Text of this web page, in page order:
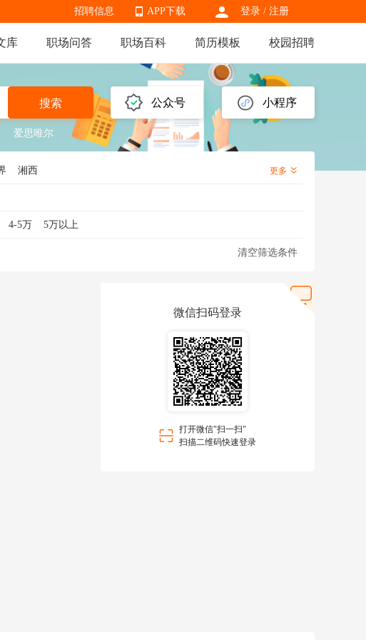
登录 / 注册
APP下载
APP下载
招聘信息
库 职场问答 职场百科 简历模板 校园招聘
公众号 小程序
搜索
爱思唯尔
湘西 更多
4-5万 5万以上
清空筛选条件
微信扫码登录
打开微信"扫一扫"
扫描二维码快速登录